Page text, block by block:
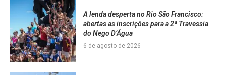
A lenda desperta no Rio São Francisco:
abertas as inscrições para a 2ª Travessia
do Nego D’Água
6 de agosto de 2026